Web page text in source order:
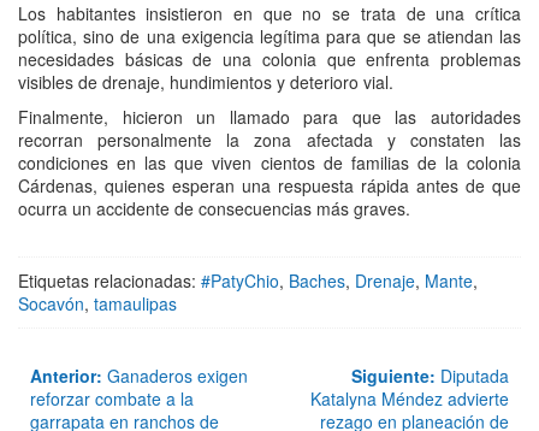
Los habitantes insistieron en que no se trata de una crítica
política, sino de una exigencia legítima para que se atiendan las
necesidades básicas de una colonia que enfrenta problemas
visibles de drenaje, hundimientos y deterioro vial.
Finalmente, hicieron un llamado para que las autoridades
recorran personalmente la zona afectada y constaten las
condiciones en las que viven cientos de familias de la colonia
Cárdenas, quienes esperan una respuesta rápida antes de que
ocurra un accidente de consecuencias más graves.
Etiquetas relacionadas: #PatyChio, Baches, Drenaje, Mante,
Socavón, tamaulipas
Anterior: Ganaderos exigen
reforzar combate a la
garrapata en ranchos de
Siguiente: Diputada
Katalyna Méndez advierte
rezago en planeación de